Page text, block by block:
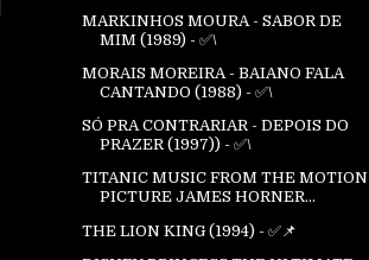
MARKINHOS MOURA - SABOR DE
MIM (1989) - ✅\
MORAIS MOREIRA - BAIANO FALA
CANTANDO (1988) - ✅\
SÓ PRA CONTRARIAR - DEPOIS DO
PRAZER (1997)) - ✅\
TITANIC MUSIC FROM THE MOTION
PICTURE JAMES HORNER...
THE LION KING (1994) - ✅📌